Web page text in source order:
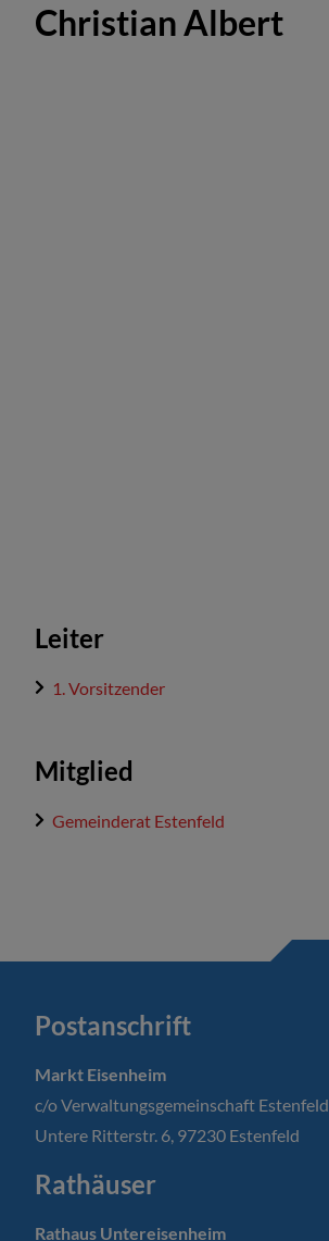
Christian Albert
Leiter
1. Vorsitzender
Mitglied
Gemeinderat Estenfeld
Postanschrift
Markt Eisenheim
c/o Verwaltungsgemeinschaft Estenfeld
Untere Ritterstr. 6, 97230 Estenfeld
Rathäuser
Rathaus Untereisenheim